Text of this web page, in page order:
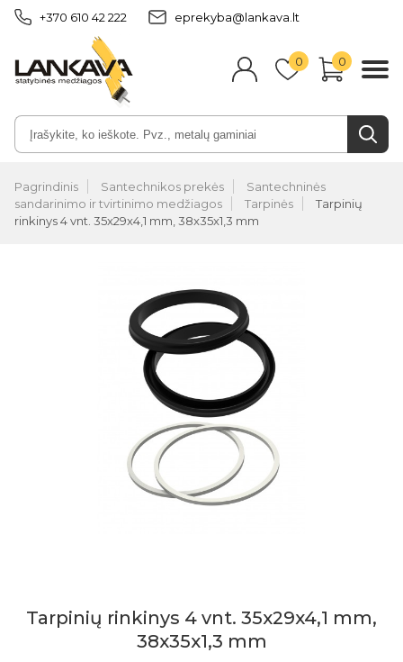
+370 610 42 222 eprekyba@lankava.lt
0 0
Pagrindinis Santechnikos prekės
Santechninės
sandarinimo ir tvirtinimo medžiagos
Tarpinės
Tarpinių
rinkinys 4 vnt. 35x29x4,1 mm, 38x35x1,3 mm
Tarpinių rinkinys 4 vnt. 35x29x4,1 mm,
38x35x1,3 mm